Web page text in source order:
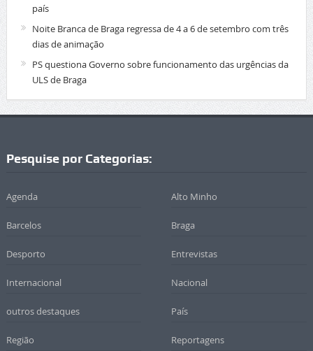
país
Noite Branca de Braga regressa de 4 a 6 de setembro com três
dias de animação
PS questiona Governo sobre funcionamento das urgências da
ULS de Braga
Pesquise por Categorias:
Agenda Alto Minho
Barcelos Braga
Desporto Entrevistas
Internacional Nacional
outros destaques País
Região Reportagens